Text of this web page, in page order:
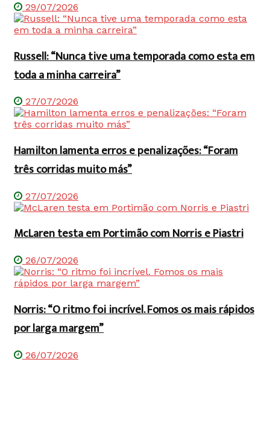
29/07/2026
Russell: “Nunca tive uma temporada como esta em
toda a minha carreira”
27/07/2026
Hamilton lamenta erros e penalizações: “Foram
três corridas muito más”
27/07/2026
McLaren testa em Portimão com Norris e Piastri
26/07/2026
Norris: “O ritmo foi incrível. Fomos os mais rápidos
por larga margem”
26/07/2026